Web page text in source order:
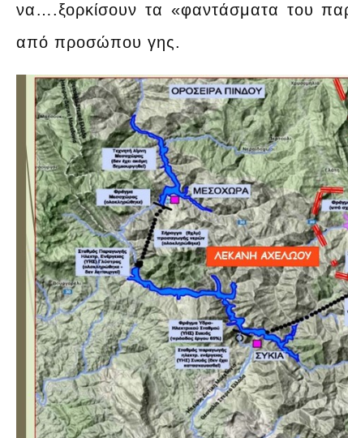
να….ξορκίσουν τα «φαντάσματα του
από προσώπου γης.